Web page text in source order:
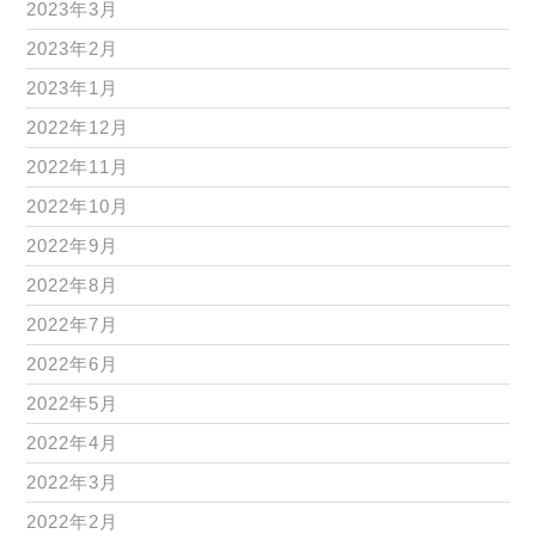
2023年3月
2023年2月
2023年1月
2022年12月
2022年11月
2022年10月
2022年9月
2022年8月
2022年7月
2022年6月
2022年5月
2022年4月
2022年3月
2022年2月